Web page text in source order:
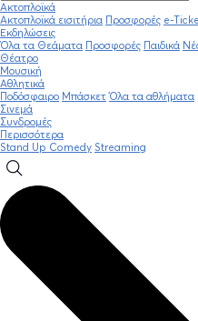
Ακτοπλοϊκά
Ακτοπλοϊκά εισιτήρια Προσφορές e-
Εκδηλώσεις
Όλα τα Θεάματα Προσφορές Παιδικά
Θέατρο
Μουσική
Αθλητικά
Ποδόσφαιρο Μπάσκετ Όλα τα αθλήματα
Σινεμά
Συνδρομές
Περισσότερα
Stand Up Comedy Streaming